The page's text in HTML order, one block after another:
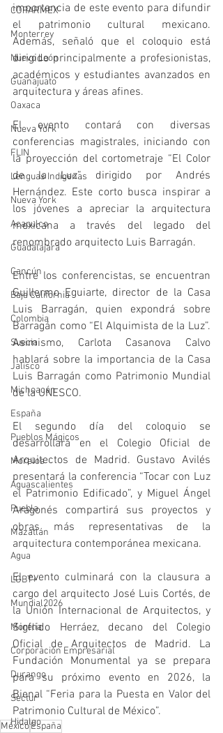
COPARMEX
Monterrey
Nuevo León
Guanajuato
Oaxaca
Nueva York
FLIN
Lenguas Indígenas
Nueva York
Acapulco
Guadalajara
Cancún
Baja California
Colombia
Suecia
Jalisco
Michoacán
España
Pueblos Mágicos
Morelos
Aguascalientes
Puebla
Mazatlán
Agua
LGBT+
Mundial2026
Morelia
Corporación Empresarial
Durango
Sectur
Hidalgo
importancia de este evento para difundir
el patrimonio cultural mexicano.
Además, señaló que el coloquio está
dirigido principalmente a profesionistas,
académicos y estudiantes avanzados en
arquitectura y áreas afines.
El evento contará con diversas
conferencias magistrales, iniciando con
la proyección del cortometraje “El Color
de la Luz”, dirigido por Andrés
Hernández. Este corto busca inspirar a
los jóvenes a apreciar la arquitectura
mexicana a través del legado del
renombrado arquitecto Luis Barragán.
Entre los conferencistas, se encuentran
Guillermo Eguiarte, director de la Casa
Luis Barragán, quien expondrá sobre
Barragán como “El Alquimista de la Luz”.
Asimismo, Carlota Casanova Calvo
hablará sobre la importancia de la Casa
Luis Barragán como Patrimonio Mundial
de la UNESCO.
El segundo día del coloquio se
desarrollará en el Colegio Oficial de
Arquitectos de Madrid. Gustavo Avilés
presentará la conferencia “Tocar con Luz
el Patrimonio Edificado”, y Miguel Ángel
Aragonés compartirá sus proyectos y
obras más representativas de la
arquitectura contemporánea mexicana.
El evento culminará con la clausura a
cargo del arquitecto José Luis Cortés, de
la Unión Internacional de Arquitectos, y
Sigfrido Herráez, decano del Colegio
Oficial de Arquitectos de Madrid. La
Fundación Monumental ya se prepara
para su próximo evento en 2026, la
Bienal “Feria para la Puesta en Valor del
Patrimonio Cultural de México”.
MéxicoEspaña